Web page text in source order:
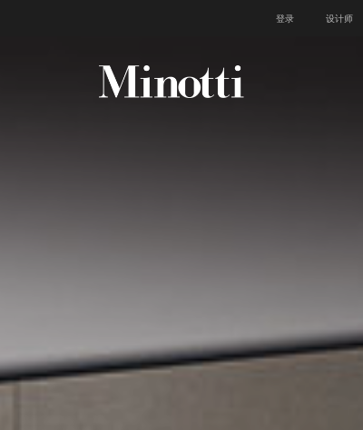
登录 设计师